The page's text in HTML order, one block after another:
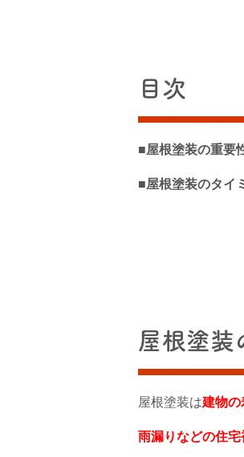
目次
■屋根塗装の重要
■屋根塗装のタイ
屋根塗装
屋根塗装は建物の
雨漏りなどの住宅